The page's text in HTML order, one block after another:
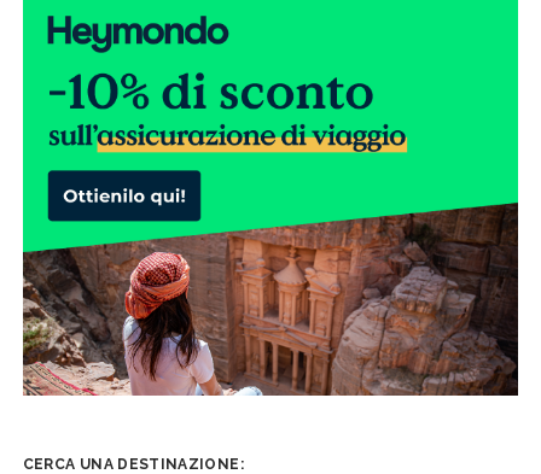
CERCA UNA DESTINAZIONE: